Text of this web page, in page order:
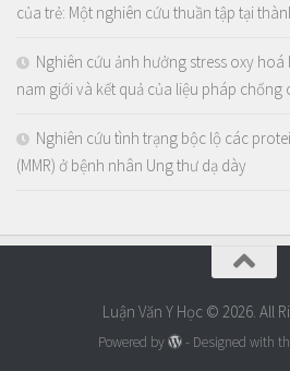
của trẻ: Một nghiên cứu thuần tập tại
Nghiên cứu ảnh hưởng stress oxy
nam giới và kết quả của liệu pháp chống
Nghiên cứu tình trạng bộc lộ các
(MMR) ở bệnh nhân Ung thư dạ dày
Luận Văn Y Học © 2026. All
Powered by - Designed with